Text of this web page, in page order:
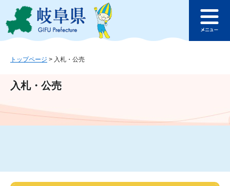
ジ
ュ
文
このページの本文へ
ュ
トップページ > 入札・公売
入札・公売